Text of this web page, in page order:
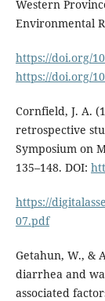
Western
Environmental
https://doi.org/
https://doi.org/
Cornfield, J. A.
retrospective
Symposium on
135–148. DOI:
https://
07.pdf
Getahun, W., &
diarrhea and
associated